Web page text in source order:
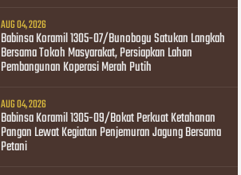
AUG 04, 2026
Babinsa Koramil 1305-07/Bunobogu Satukan Langkah
Bersama Tokoh Masyarakat, Persiapkan Lahan
Pembangunan Koperasi Merah Putih
AUG 04, 2026
Babinsa Koramil 1305-09/Bokat Perkuat Ketahanan
Pangan Lewat Kegiatan Penjemuran Jagung Bersama
Petani